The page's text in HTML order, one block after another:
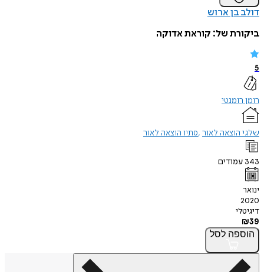
דולב בן ארוש
ביקורת של: קוראת אדוקה
5
רומן רומנטי
שלגי הוצאה לאור סתיו הוצאה לאור
343 עמודים
ינואר
2020
דיגיטלי
₪39
הוספה לסל